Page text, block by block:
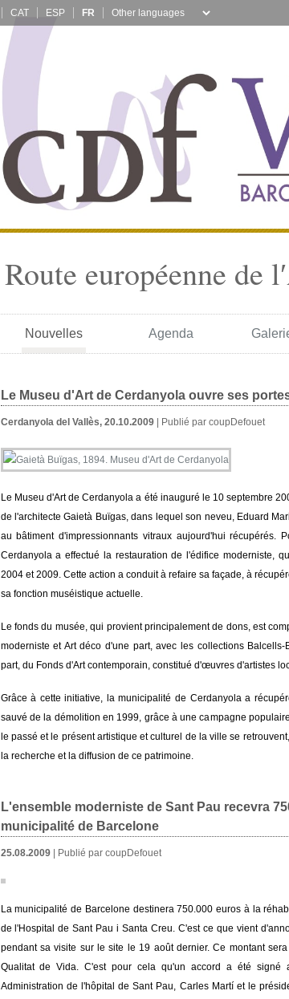
CAT ESP FR
Route européenne de
Nouvelles Agenda
Le Museu d'Art de Cerdanyola ouvre ses
Cerdanyola del Vallès, 20.10.2009| Publié par coupDefouet
Le Museu d'Art de Cerdanyola a été inauguré le 10 septembre
de l'architecte Gaietà Buïgas, dans lequel son neveu, Eduard
au bâtiment d'impressionnants vitraux aujourd'hui récupérés.
Cerdanyola a effectué la restauration de l'édifice moderniste,
2004 et 2009. Cette action a conduit à refaire sa façade, à
sa fonction muséistique actuelle.
Le fonds du musée, qui provient principalement de dons, est
moderniste et Art déco d'une part, avec les collections
part, du Fonds d'Art contemporain, constitué d'œuvres d'artistes
Grâce à cette initiative, la municipalité de Cerdanyola a
sauvé de la démolition en 1999, grâce à une campagne
le passé et le présent artistique et culturel de la ville se
la recherche et la diffusion de ce patrimoine.
L'ensemble moderniste de Sant Pau recevra
municipalité de Barcelone
25.08.2009| Publié par coupDefouet
La municipalité de Barcelone destinera 750.000 euros à la
de l'Hospital de Sant Pau i Santa Creu. C'est ce que vient
pendant sa visite sur le site le 19 août dernier. Ce montant
Qualitat de Vida. C'est pour cela qu'un accord a été
Administration de l'hôpital de Sant Pau, Carles Martí et le